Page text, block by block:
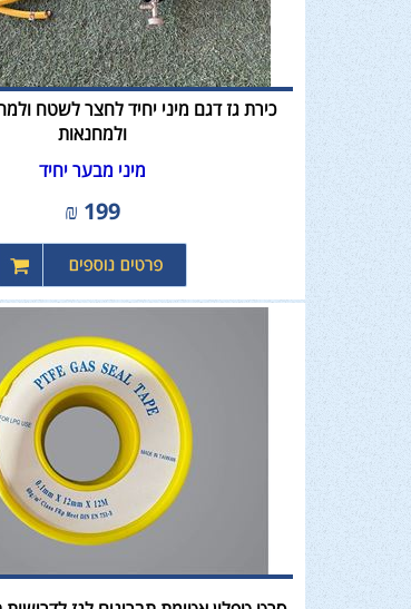
כירת גז דגם מיני יחיד לחצר לשטח
ולמחנאות
מיני מבער יחיד
199
₪